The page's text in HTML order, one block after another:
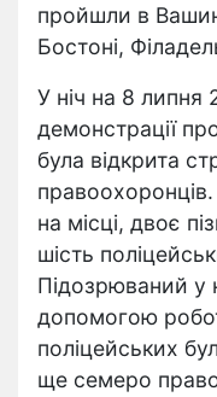
пройшли в
Бостоні,
У ніч на 8 липня
демонстрації
була відкрита
правоохоронців.
на місці, двоє
шість
Підозрюваний у
допомогою
поліцейських
ще семеро